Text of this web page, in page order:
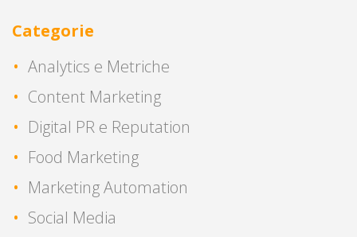
Categorie
Analytics e Metriche
Content Marketing
Digital PR e Reputation
Food Marketing
Marketing Automation
Social Media